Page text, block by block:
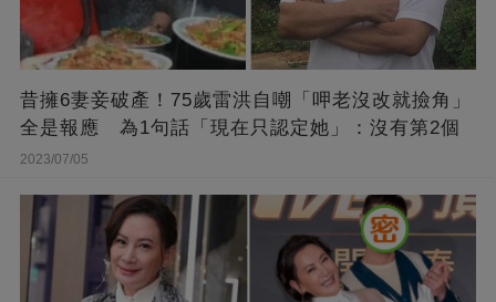
昔擁6妻妾破產！75歲雷洪自嘲「呷老沒改就撿角」
全是報應 為1句話「現在只認定她」：沒有第2個
2023/07/05